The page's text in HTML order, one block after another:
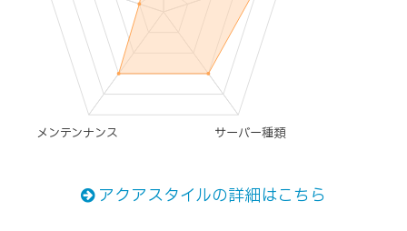
サーバー種類
メンテンナンス
アクアスタイルの詳細はこちら